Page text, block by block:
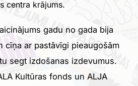
centra krājums.
gadu no gada bija
cīņa ar pastāvīgi pieaugošām
segt izdošanas izdevumus.
Kultūras fonds un ALJA